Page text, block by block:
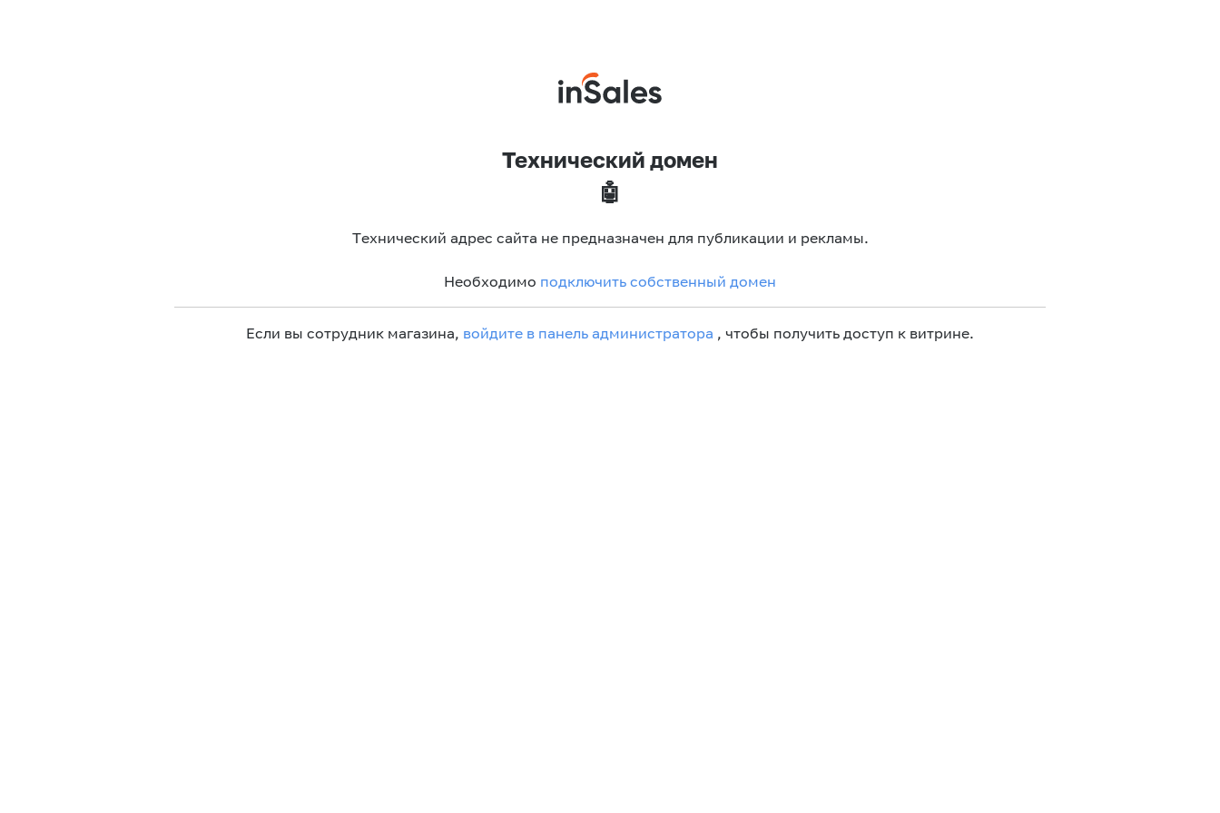
Технический домен
🤖
Технический адрес сайта не предназначен для публикации и рекламы.
Необходимо подключить собственный домен
Если вы сотрудник магазина, войдите в панель администратора , чтобы получить доступ к витрине.